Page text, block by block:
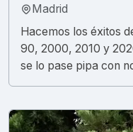
Madrid
Hacemos los éxitos
90, 2000, 2010 y
se lo pase pipa con